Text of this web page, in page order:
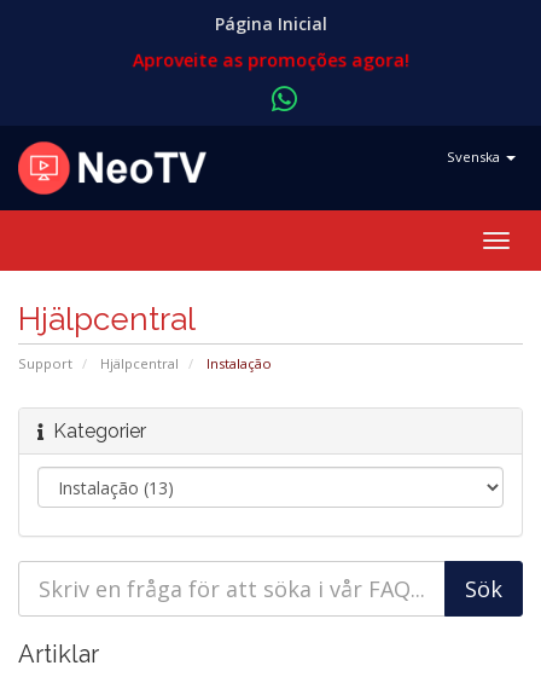
Página Inicial
Aproveite as promoções agora!
Svenska
Hjälpcentral
Support Hjälpcentral Instalação
Kategorier
Artiklar